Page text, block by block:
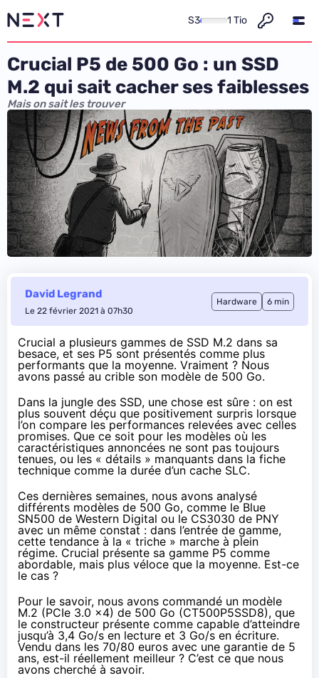
S3 1 Tio
Crucial P5 de 500 Go : un SSD
M.2 qui sait cacher ses faiblesses
Mais on sait les trouver
David Legrand
Le 22 février 2021 à 07h30
Hardware 6 min
Crucial a plusieurs gammes de SSD M.2 dans sa
besace, et ses P5 sont présentés comme plus
performants que la moyenne. Vraiment ? Nous
avons passé au crible son modèle de 500 Go.
Dans la jungle des SSD, une chose est sûre : on est
plus souvent déçu que positivement surpris lorsque
l’on compare les performances relevées avec celles
promises. Que ce soit pour les modèles où les
caractéristiques annoncées ne sont pas toujours
tenues, ou les « détails » manquants dans la fiche
technique comme la durée d’un cache SLC.
Ces dernières semaines, nous avons analysé
différents modèles de 500 Go, comme le Blue
SN500 de Western Digital ou le CS3030 de PNY
avec un même constat : dans l’entrée de gamme,
cette tendance à la « triche » marche à plein
régime. Crucial présente sa gamme P5 comme
abordable, mais plus véloce que la moyenne. Est-ce
le cas ?
Pour le savoir, nous avons commandé un modèle
M.2 (PCIe 3.0 x4) de 500 Go (CT500P5SSD8), que
le constructeur présente comme capable d’atteindre
jusqu’à 3,4 Go/s en lecture et 3 Go/s en écriture.
Vendu dans les 70/80 euros avec une garantie de 5
ans, est-il réellement meilleur ? C’est ce que nous
avons cherché à savoir.